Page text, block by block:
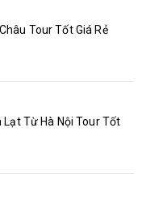
Tour Tốt Giá Rẻ
Lạt Từ Hà Nội Tour Tốt